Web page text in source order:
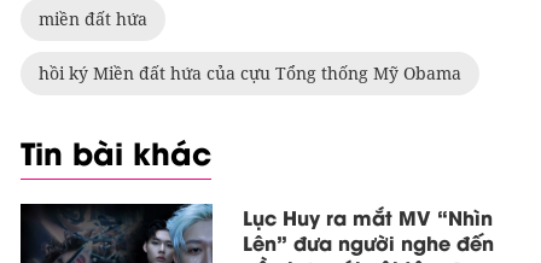
miền đất hứa
hồi ký Miền đất hứa của cựu Tổng thống Mỹ Obama
Tin bài khác
Lục Huy ra mắt MV “Nhìn
Lên” đưa người nghe đến